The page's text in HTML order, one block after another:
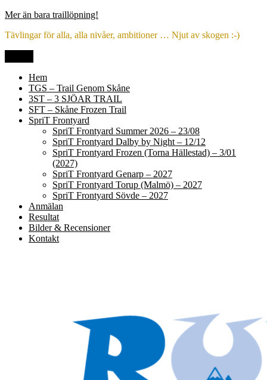
Hoppa
innehåll
Mer än bara traillöpning!
Tävlingar för alla, alla nivåer, ambitioner … Njut av skogen :-)
Hem
TGS – Trail Genom Skåne
3ST – 3 SJÖAR TRAIL
SFT – Skåne Frozen Trail
SpriT Frontyard
SpriT Frontyard Summer 2026 – 23/08
SpriT Frontyard Dalby by Night – 12/12
SpriT Frontyard Frozen (Torna Hällestad) – 3/01
(2027)
SpriT Frontyard Genarp – 2027
SpriT Frontyard Torup (Malmö) – 2027
SpriT Frontyard Sövde – 2027
Anmälan
Resultat
Bilder & Recensioner
Kontakt